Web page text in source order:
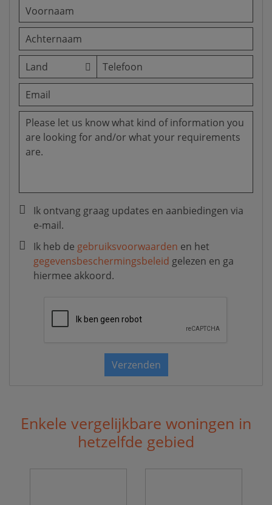
Ik ontvang graag updates en aanbiedingen via
e-mail.
Ik heb de gebruiksvoorwaarden en het
gegevensbeschermingsbeleid gelezen en ga
hiermee akkoord.
Verzenden
Enkele vergelijkbare woningen in
hetzelfde gebied